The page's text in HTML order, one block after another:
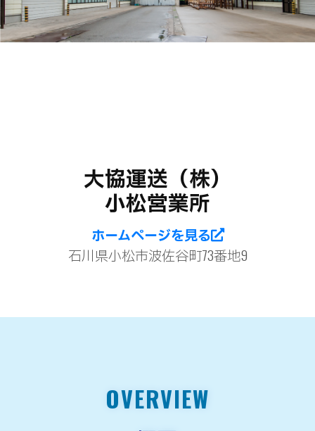
大協運送（株）
小松営業所
ホームページを見る
石川県小松市波佐谷町73番地9
OVERVIEW